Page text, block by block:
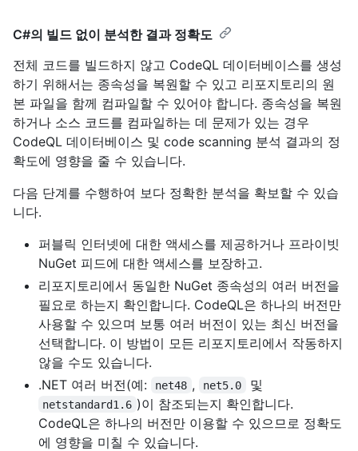
C#의 빌드 없이 분석한 결과 정확도
전체 코드를 빌드하지 않고 CodeQL 데이터베이스를 생성
하기 위해서는 종속성을 복원할 수 있고 리포지토리의 원
본 파일을 함께 컴파일할 수 있어야 합니다. 종속성을 복원
하거나 소스 코드를 컴파일하는 데 문제가 있는 경우
CodeQL 데이터베이스 및 code scanning 분석 결과의 정
확도에 영향을 줄 수 있습니다.
다음 단계를 수행하여 보다 정확한 분석을 확보할 수 있습
니다.
퍼블릭 인터넷에 대한 액세스를 제공하거나 프라이빗
NuGet 피드에 대한 액세스를 보장하고.
리포지토리에서 동일한 NuGet 종속성의 여러 버전을
필요로 하는지 확인합니다. CodeQL은 하나의 버전만
사용할 수 있으며 보통 여러 버전이 있는 최신 버전을
선택합니다. 이 방법이 모든 리포지토리에서 작동하지
않을 수도 있습니다.
.NET 여러 버전(예:
net48 , net5.0 및
netstandard1.6 )이 참조되는지 확인합니다.
CodeQL은 하나의 버전만 이용할 수 있으므로 정확도
에 영향을 미칠 수 있습니다.